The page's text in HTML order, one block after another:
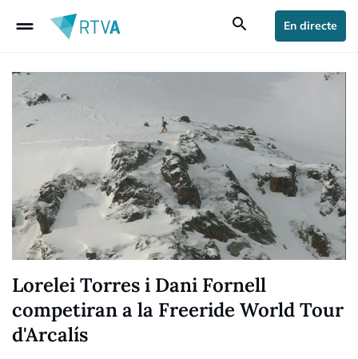
drag_handle search En directe
Lorelei Torres i Dani Fornell
competiran a la Freeride World Tour
d'Arcalís